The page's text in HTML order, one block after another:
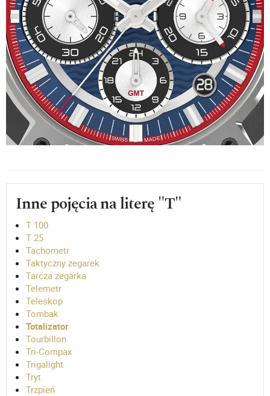
Inne pojęcia na literę "T"
T 100
T 25
Tachometr
Taktyczny zegarek
Tarcza zegarka
Telemetr
Teleskop
Tombak
Totalizator
Tourbillon
Tri-Compax
Trigalight
Tryt
Trzpień